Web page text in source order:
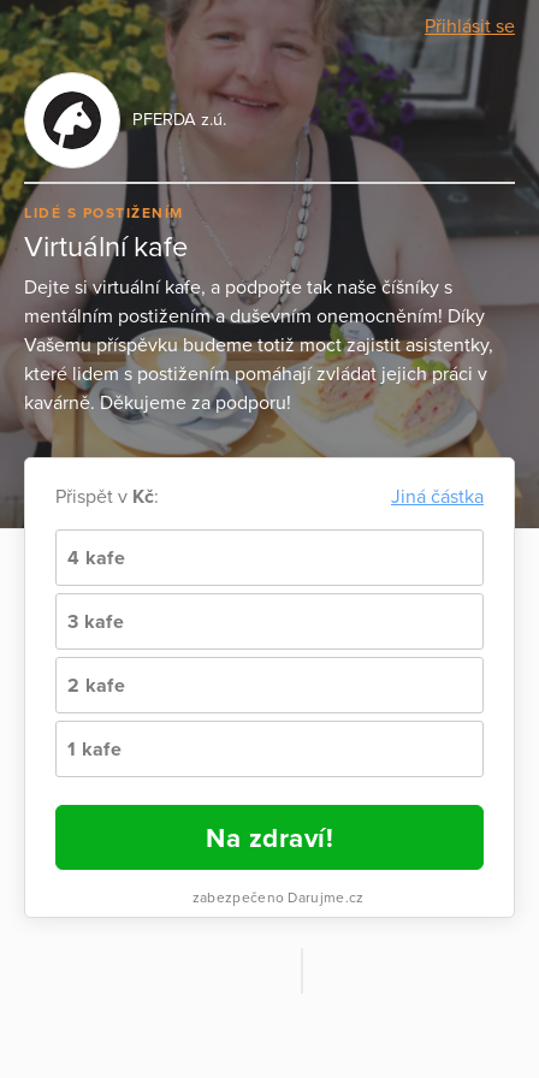
Přihlásit se
PFERDA z.ú.
LIDÉ S POSTIŽENÍM
Virtuální kafe
Dejte si virtuální kafe, a podpořte tak naše číšníky s
mentálním postižením a duševním onemocněním! Díky
Vašemu příspěvku budeme totiž moct zajistit asistentky,
které lidem s postižením pomáhají zvládat jejich práci v
kavárně. Děkujeme za podporu!
Přispět v Kč: Jiná částka
4 kafe
3 kafe
2 kafe
1 kafe
Na zdraví!
zabezpečeno Darujme.cz